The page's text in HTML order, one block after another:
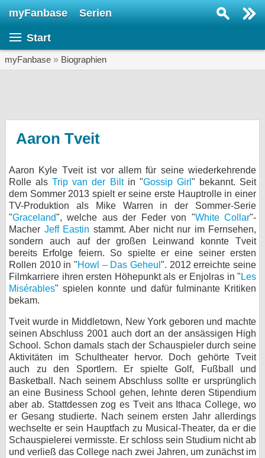
myFanbase Serien
Start
myFanbase » Biographien
Aaron Tveit
Aaron Kyle Tveit ist vor allem für seine wiederkehrende
Rolle alsTrip van der Biltin "Gossip Girl " bekannt. Seit
dem Sommer 2013 spielt er seine erste Hauptrolle in einer
TV-Produktion als Mike Warren in der Sommer-Serie
"Graceland", welche aus der Feder von "White Collar"-
Macher Jeff Eastin stammt. Aber nicht nur im Fernsehen,
sondern auch auf der großen Leinwand konnte Tveit
bereits Erfolge feiern. So spielte er eine seiner ersten
Rollen 2010 in "Howl – Das Geheul ". 2012 erreichte seine
Filmkarriere ihren ersten Höhepunkt als er Enjolras in " Les
Misérables" spielen konnte und dafür fulminante Kritiken
bekam.
Tveit wurde in Middletown, New York geboren und machte
seinen Abschluss 2001 auch dort an der ansässigen High
School. Schon damals stach der Schauspieler durch seine
Aktivitäten im Schultheater hervor. Doch gehörte Tveit
auch zu den Sportlern. Er spielte Golf, Fußball und
Basketball. Nach seinem Abschluss sollte er ursprünglich
an eine Business School gehen, lehnte deren Stipendium
aber ab. Stattdessen zog es Tveit ans Ithaca College, wo
er Gesang studierte. Nach seinem ersten Jahr allerdings
wechselte er sein Hauptfach zu Musical-Theater, da er die
Schauspielerei vermisste. Er schloss sein Studium nicht ab
und verließ das College nach zwei Jahren, um zunächst im
KULTUR
Specials
SERVICE
Gewinnspiele
Forum
bei X
Kontakt
Nutzungsbedingungen
Datenschutz
Cookie-Einstellungen
Impressum